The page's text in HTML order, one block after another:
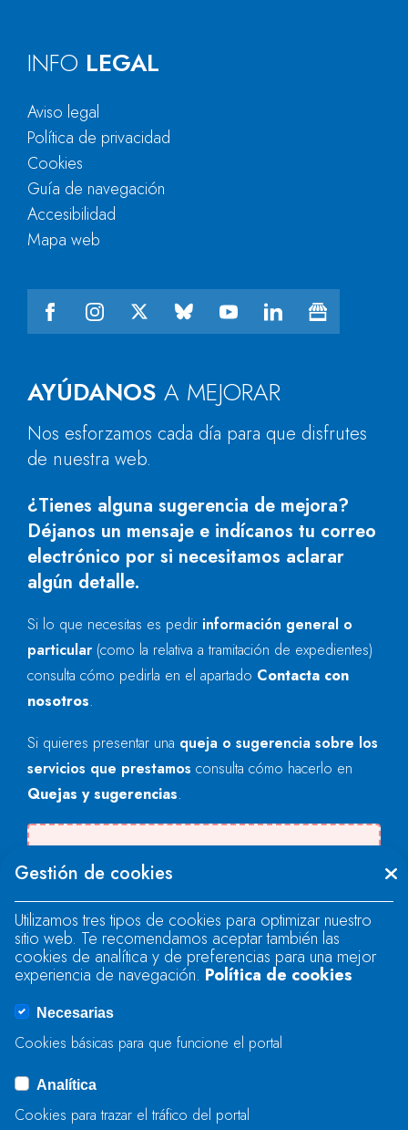
AYÚDANOS A MEJORAR
Nos esforzamos cada día para que disfrutes
de nuestra web.
¿Tienes alguna sugerencia de mejora?
Déjanos un mensaje e indícanos tu correo
electrónico por si necesitamos aclarar
algún detalle.
Si lo que necesitas es pedir información general o
particular (como la relativa a tramitación de expedientes)
consulta cómo pedirla en el apartado Contacta con
nosotros.
Si quieres presentar una queja o sugerencia sobre los
servicios que prestamos consulta cómo hacerlo en
Quejas y sugerencias.
"text".
Se produjo un error al cargar el campo
"text".
Se produjo un error al cargar el campo
INFO LEGAL
Aviso legal
Política de privacidad
Cookies
Guía de navegación
Accesibilidad
Mapa web
Gestión de cookies
Utilizamos tres tipos de cookies para optimizar nuestro
sitio web. Te recomendamos aceptar también las
cookies de analítica y de preferencias para una mejor
experiencia de navegación. Política de cookies
Necesarias
Cookies básicas para que funcione el portal
Analítica
Cookies para trazar el tráfico del portal